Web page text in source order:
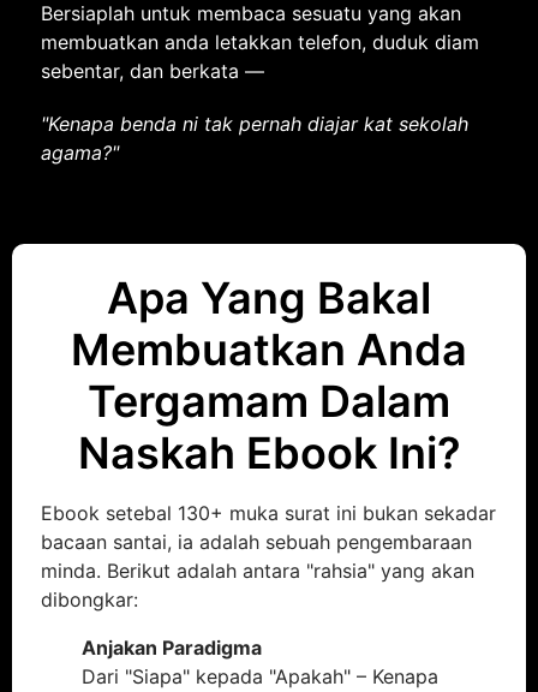
Bersiaplah untuk membaca sesuatu yang akan
membuatkan anda letakkan telefon, duduk diam
sebentar, dan berkata —
"Kenapa benda ni tak pernah diajar kat sekolah
agama?"
Apa Yang Bakal
Membuatkan Anda
Tergamam Dalam
Naskah Ebook Ini?
Ebook setebal 130+ muka surat ini bukan sekadar
bacaan santai, ia adalah sebuah pengembaraan
minda. Berikut adalah antara "rahsia" yang akan
dibongkar:
Anjakan Paradigma
Dari "Siapa" kepada "Apakah" – Kenapa